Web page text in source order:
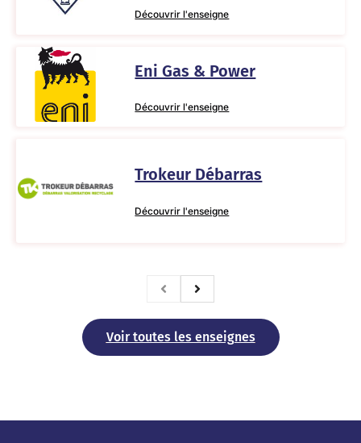
Découvrir l'enseigne
Eni Gas & Power
Découvrir l'enseigne
Trokeur Débarras
Découvrir l'enseigne
Voir toutes les enseignes